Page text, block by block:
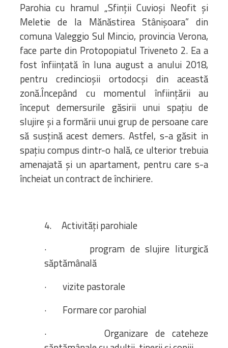
Parohia cu hramul „Sfinții Cuvioși Neofit și
Meletie de la Mănăstirea Stânișoara” din
comuna Valeggio Sul Mincio, provincia Verona,
face parte din Protopopiatul Triveneto 2. Ea a
fost înființată în luna august a anului 2018,
pentru credincioșii ortodocși din această
zonă.Începând cu momentul înființării au
început demersurile găsirii unui spațiu de
slujire și a formării unui grup de persoane care
să susțină acest demers. Astfel, s-a găsit in
spațiu compus dintr-o hală, ce ulterior trebuia
amenajată și un apartament, pentru care s-a
încheiat un contract de închiriere.
4. Activități parohiale
· program de slujire liturgică
săptămânală
· vizite pastorale
· Formare cor parohial
· Organizare de cateheze